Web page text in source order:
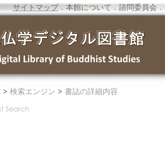
サイトマップ．本館について ． 諮問委員会 ．
> 検索エンジン > 書誌の詳細内容